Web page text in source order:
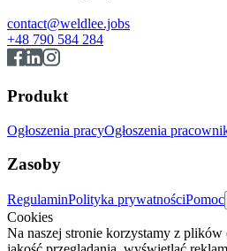
contact@weldlee.jobs
+48 790 584 284
Produkt
Ogłoszenia pracyOgłoszenia
Zasoby
RegulaminPolityka prywatnościPomoc
Cookies
Na naszej stronie korzystamy z